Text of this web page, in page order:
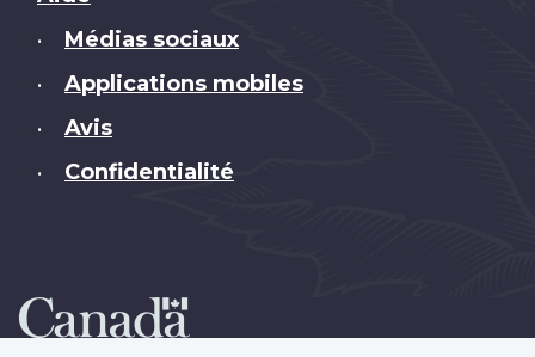
• Médias sociaux
• Applications mobiles
• Avis
• Confidentialité